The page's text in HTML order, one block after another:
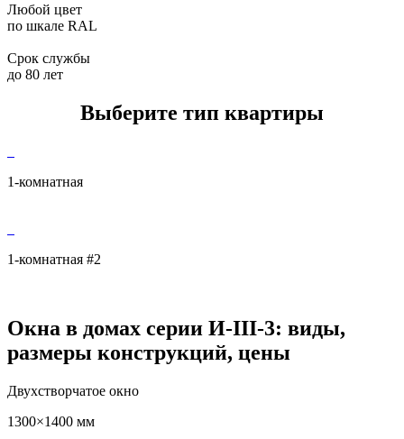
Любой цвет
по шкале RAL
Срок службы
до 80 лет
Выберите тип квартиры
1-комнатная
1-комнатная #2
Окна в домах серии И-III-3: виды,
размеры конструкций, цены
Двухстворчатое окно
1300×1400 мм